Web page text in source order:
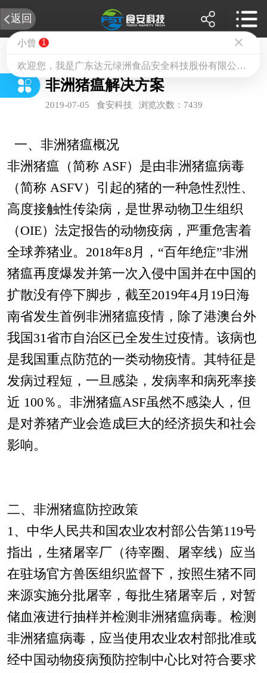
返回
非洲猪瘟解决方案
2019-07-05 食安科技 浏览次数：7439
一、非洲猪瘟概况
非洲猪瘟（简称 ASF）是由非洲猪瘟病毒
（简称 ASFV）引起的猪的一种急性烈性、
高度接触性传染病，是世界动物卫生组织
（OIE）法定报告的动物疫病，严重危害着
全球养猪业。2018年8月，“百年绝症”非洲
猪瘟再度爆发并第一次入侵中国并在中国的
扩散没有停下脚步，截至2019年4月19日海
南省发生首例非洲猪瘟疫情，除了港澳台外
我国31省市自治区已全发生过疫情。该病也
是我国重点防范的一类动物疫情。其特征是
发病过程短，一旦感染，发病率和病死率接
近 100％。非洲猪瘟ASF虽然不感染人，但
是对养猪产业会造成巨大的经济损失和社会
影响。
二、非洲猪瘟防控政策
1、中华人民共和国农业农村部公告第119号
指出，生猪屠宰厂（待宰圈、屠宰线）应当
在驻场官方兽医组织监督下，按照生猪不同
来源实施分批屠宰，每批生猪屠宰后，对暂
储血液进行抽样并检测非洲猪瘟病毒。检测
非洲猪瘟病毒，应当使用农业农村部批准或
经中国动物疫病预防控制中心比对符合要求